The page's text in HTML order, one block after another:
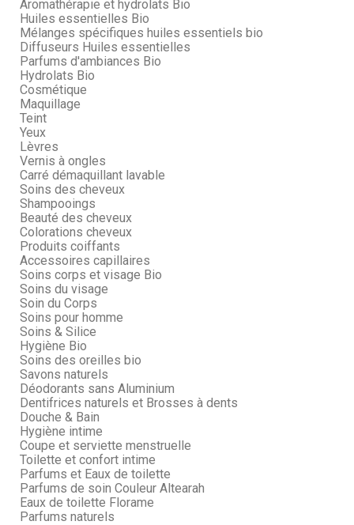
Aromathérapie et hydrolats Bio
Huiles essentielles Bio
Mélanges spécifiques huiles essentiels bio
Diffuseurs Huiles essentielles
Parfums d'ambiances Bio
Hydrolats Bio
Cosmétique
Maquillage
Teint
Yeux
Lèvres
Vernis à ongles
Carré démaquillant lavable
Soins des cheveux
Shampooings
Beauté des cheveux
Colorations cheveux
Produits coiffants
Accessoires capillaires
Soins corps et visage Bio
Soins du visage
Soin du Corps
Soins pour homme
Soins & Silice
Hygiène Bio
Soins des oreilles bio
Savons naturels
Déodorants sans Aluminium
Dentifrices naturels et Brosses à dents
Douche & Bain
Hygiène intime
Coupe et serviette menstruelle
Toilette et confort intime
Parfums et Eaux de toilette
Parfums de soin Couleur Altearah
Eaux de toilette Florame
Parfums naturels